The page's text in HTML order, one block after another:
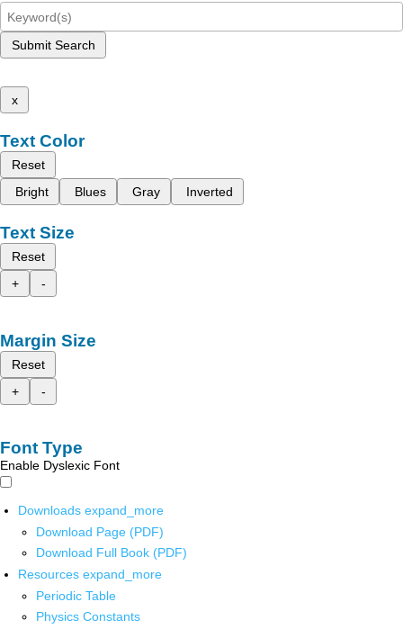
Submit Search
x
Text Color
Reset
Bright
Blues Gray Inverted
Text Size
Reset
+
-
Margin Size
Reset
+
-
Font Type
Enable Dyslexic Font
Downloads expand_more
Download Page (PDF)
Download Full Book (PDF)
Resources expand_more
Periodic Table
Physics Constants